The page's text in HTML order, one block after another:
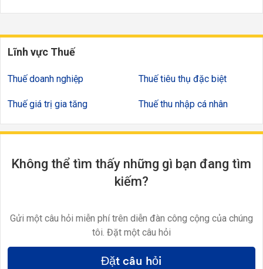
Lĩnh vực Thuế
Thuế doanh nghiệp
Thuế giá trị gia tăng
Thuế tiêu thụ đặc biệt
Thuế thu nhập cá nhân
Không thể tìm thấy những gì bạn đang tìm
kiếm?
Gửi một câu hỏi miễn phí trên diễn đàn công cộng của chúng
tôi. Đặt một câu hỏi
Đặt câu hỏi